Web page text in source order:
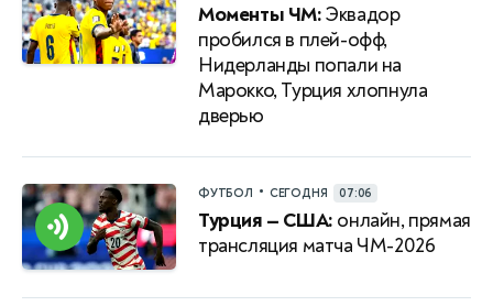
Моменты ЧМ:Эквадор
пробился в плей-офф,
Нидерланды попали на
Марокко, Турция хлопнула
дверью
ФУТБОЛ • СЕГОДНЯ 07:06
Турция — США: онлайн, прямая
трансляция матча ЧМ-2026